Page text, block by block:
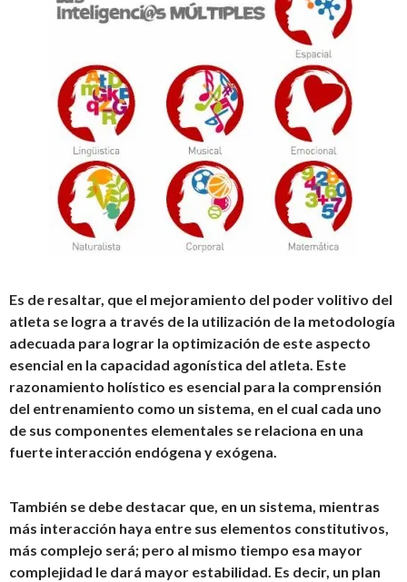
Es de resaltar, que el mejoramiento del poder volitivo del
atleta se logra a través de la utilización de la metodología
adecuada para lograr la optimización de este aspecto
esencial en la capacidad agonística del atleta. Este
razonamiento holístico es esencial para la comprensión
del entrenamiento como un sistema, en el cual cada uno
de sus componentes elementales se relaciona en una
fuerte interacción endógena y exógena.
También se debe destacar que, en un sistema, mientras
más interacción haya entre sus elementos constitutivos,
más complejo será; pero al mismo tiempo esa mayor
complejidad le dará mayor estabilidad. Es decir, un plan